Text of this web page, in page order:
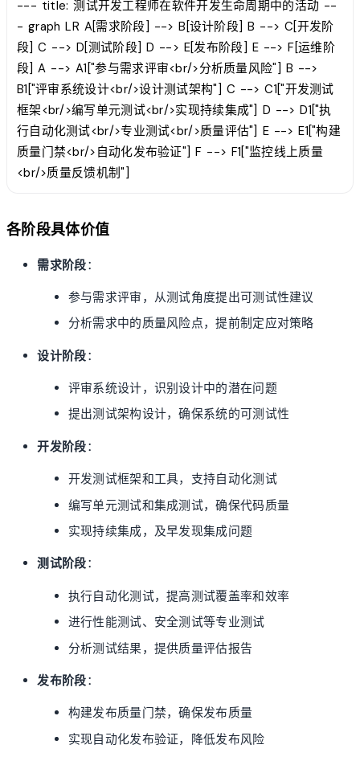
--- title: 测试开发工程师在软件开发生命周期中的活动 --
- graph LR A[需求阶段] --> B[设计阶段] B --> C[开发阶
段] C --> D[测试阶段] D --> E[发布阶段] E --> F[运维阶
段] A --> A1["参与需求评审<br/>分析质量风险"] B -->
B1["评审系统设计<br/>设计测试架构"] C --> C1["开发测试
框架<br/>编写单元测试<br/>实现持续集成"] D --> D1["执
行自动化测试<br/>专业测试<br/>质量评估"] E --> E1["构建
质量门禁<br/>自动化发布验证"] F --> F1["监控线上质量
<br/>质量反馈机制"]
各阶段具体价值
需求阶段：
参与需求评审，从测试角度提出可测试性建议
分析需求中的质量风险点，提前制定应对策略
设计阶段：
评审系统设计，识别设计中的潜在问题
提出测试架构设计，确保系统的可测试性
开发阶段：
开发测试框架和工具，支持自动化测试
编写单元测试和集成测试，确保代码质量
实现持续集成，及早发现集成问题
测试阶段：
执行自动化测试，提高测试覆盖率和效率
进行性能测试、安全测试等专业测试
分析测试结果，提供质量评估报告
发布阶段：
构建发布质量门禁，确保发布质量
实现自动化发布验证，降低发布风险